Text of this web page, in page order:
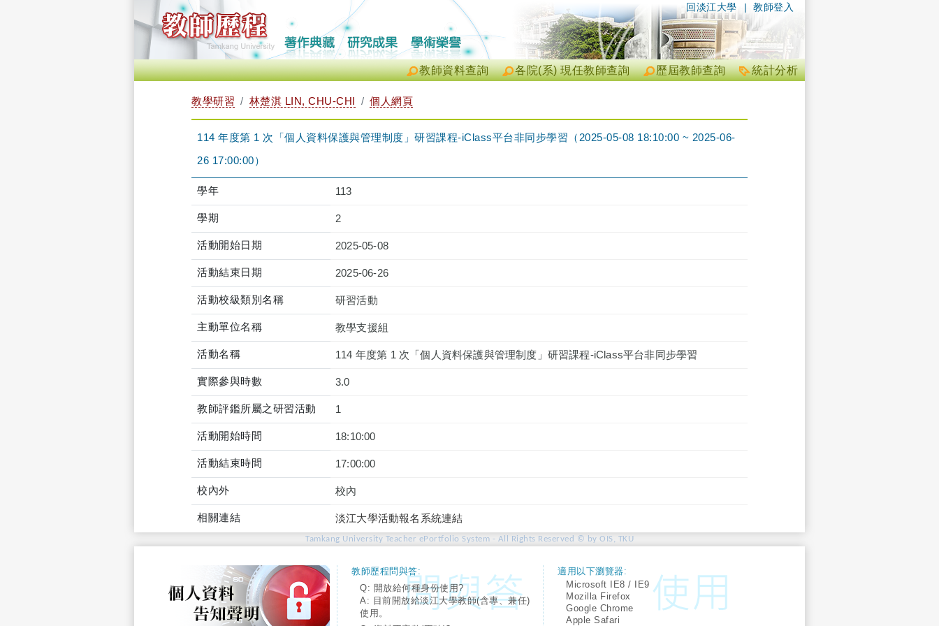
| 教師登入
回淡江大學
統計分析
歷屆教師查詢
各院(系) 現任教師查詢
教師資料查詢
教學研習 林楚淇 LIN, CHU-CHI 個人網頁
114 年度第 1 次「個人資料保護與管理制度」研習課程-iClass平台非同步學習（2025-05-08 18:10:00 ~ 2025-06-
26 17:00:00）
學年 113
學期 2
活動開始日期 2025-05-08
活動結束日期 2025-06-26
活動校級類別名稱 研習活動
主動單位名稱 教學支援組
活動名稱 114 年度第 1 次「個人資料保護與管理制度」研習課程-iClass平台非同步學習
實際參與時數 3.0
教師評鑑所屬之研習活動 1
活動開始時間 18:10:00
活動結束時間 17:00:00
校內外 校內
相關連結 淡江大學活動報名系統連結
Tamkang University Teacher ePortfolio System - All Rights Reserved © by OIS, TKU
教師歷程問與答:
Q: 開放給何種身份使用?
A: 目前開放給淡江大學教師(含專、兼任)
使用。
適用以下瀏覽器:
Microsoft IE8 / IE9
Mozilla Firefox
Google Chrome
Apple Safari